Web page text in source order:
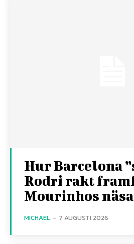
Hur Barcelona
Rodri rakt
Mourinhos näsa
MICHAEL - 7 AUGUSTI 2026